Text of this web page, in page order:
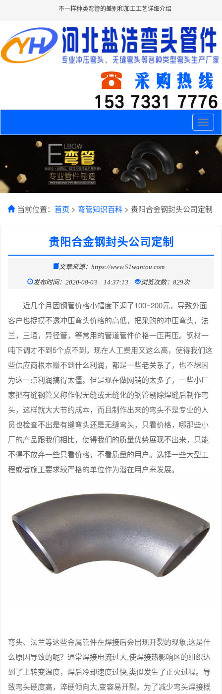
不一样种类弯管的差别和加工工艺详细介绍
Toggle
当前位置： 首页 > 弯管知识百科 > 贵阳合金钢封头公司定制
贵阳合金钢封头公司定制
文章来源：https://www.51wantou.com
发布时间：2020-08-03 14:37:13 浏览次数：829次
近几个月因钢管价格小幅度下调了100~200元，导致外面
客户也捉摸不透冲压弯头价格的高低，把采购的冲压弯头，法
兰，三通，异径管，等常用的管道管件价格一压再压。钢材一
吨下调才不到5个点不到，现在人工费用又这么高，使得我们这
些供应商根本赚不到什么利润，都是一些老关系了，也不想因
为这一点利润搞得太僵。但是现在做网销的太多了，一些小厂
家把有缝钢管又称作假无缝或无缝化的钢管剔除焊缝后制作弯
头，这样就大大节约成本，而且制作出来的弯头不是专业的人
员也检查不出是有缝弯头还是无缝弯头，只看价格，哪那些小
厂的产品跟我们相比，使得我们的质量优势展现不出来，只能
不得不放弃一些只看价格，不看质量的用户。选择一些大型工
程或者施工要求较严格的单位作为潜在用户来发展。
弯头、法兰等这些金属管件在焊接后会出现开裂的现象,这是什
么原因导致的呢？通常焊接电流过大,使焊接热影响区的组织达
到了上转变温度，焊后冷却速度过快,类似发生了正火过程。导
致弯头硬度高，淬硬倾向大,变容易开裂。为了减少弯头焊接概